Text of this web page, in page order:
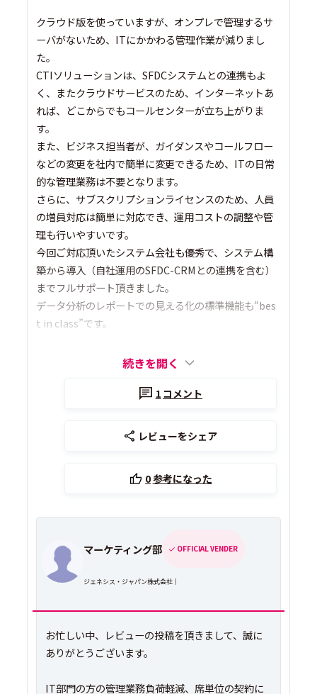
クラウド版を使っていますが、オンプレで管理するサ
ーバがないため、ITにかかわる管理作業が減りまし
た。
CTIソリューションは、SFDCシステムとの連携もよ
く、またクラウドサービスのため、インターネットあ
れば、どこからでもコールセンターが立ち上がりま
す。
また、ビジネス担当者が、ガイダンスやコールフロー
などの変更を社内で簡単に変更できるため、ITの日常
的な管理業務は不要となります。
さらに、サブスクリプションライセンスのため、人員
の増員対応は簡単に対応でき、運用コストの調整や管
理も行いやすいです。
今回ご対応頂いたシステム会社も優秀で、システム構
築から導入（自社運用のSFDC-CRMとの連携を含む）
までフルサポート頂きました。
データ分析のレポートでの見える化の標準機能も“bes
t in class”です。
続きを開く
1 コメント
レビューをシェア
0参考になった
マーケティング部 OFFICIAL VENDER
ジェネシス・ジャパン株式会社｜
お忙しい中、レビューの投稿を頂きまして、誠に
ありがとうございます。
IT部門の方の管理業務負荷軽減、席単位の契約に